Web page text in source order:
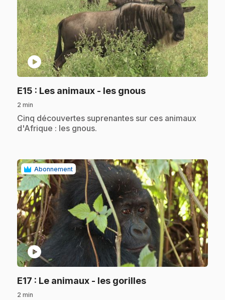
play_circle
E15 : Les animaux - les gnous.
2 min
.Cinq découvertes suprenantes sur ces animaux
d'Afrique : les gnous.
Abonnement
play_circle
E17 : Le animaux - les gorilles.
2 min